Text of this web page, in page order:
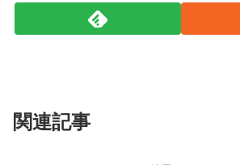
関連記事